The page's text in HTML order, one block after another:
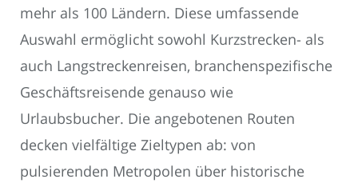
mehr als 100 Ländern. Diese umfassende
Auswahl ermöglicht sowohl Kurzstrecken- als
auch Langstreckenreisen, branchenspezifische
Geschäftsreisende genauso wie
Urlaubsbucher. Die angebotenen Routen
decken vielfältige Zieltypen ab: von
pulsierenden Metropolen über historische